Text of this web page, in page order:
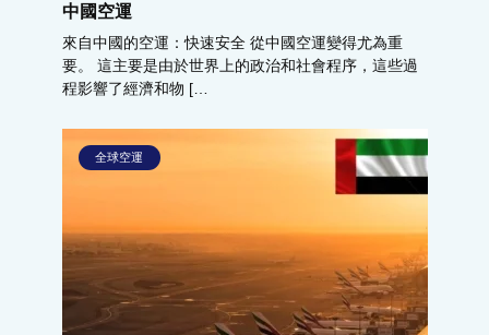
中國空運
來自中國的空運：快速安全 從中國空運變得尤為重
要。 這主要是由於世界上的政治和社會程序，這些過
程影響了經濟和物 […
全球空運